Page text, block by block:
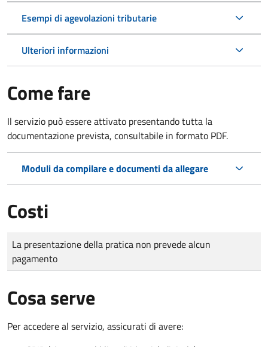
Esempi di agevolazioni tributarie
Ulteriori informazioni
Come fare
Il servizio può essere attivato presentando tutta la
documentazione prevista, consultabile in formato PDF.
Moduli da compilare e documenti da allegare
Costi
Tipo di pagamento
Importo
La presentazione della pratica non prevede alcun
pagamento
Cosa serve
Per accedere al servizio, assicurati di avere: